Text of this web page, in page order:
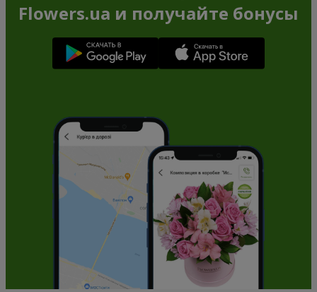
Flowers.ua и получайте бонусы